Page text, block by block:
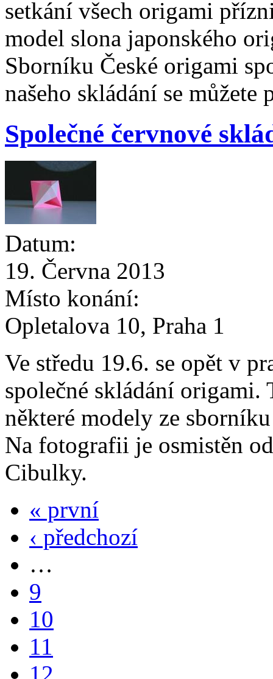
setkání všech origami
model slona japonského
Sborníku České origami
našeho skládání se můžete
Společné červnové
Datum:
19. Června 2013
Místo konání:
Opletalova 10, Praha 1
Ve středu 19.6. se opět v
společné skládání origami.
některé modely ze
Na fotografii je osmistěn
Cibulky.
« první
‹ předchozí
…
9
10
11